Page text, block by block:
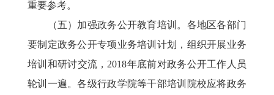
重要参考。
（五）加强政务公开教育培训。各地区各部门
要制定政务公开专项业务培训计划，组织开展业务
培训和研讨交流，2018年底前对政务公开工作人员
轮训一遍。各级行政学院等干部培训院校应将政务